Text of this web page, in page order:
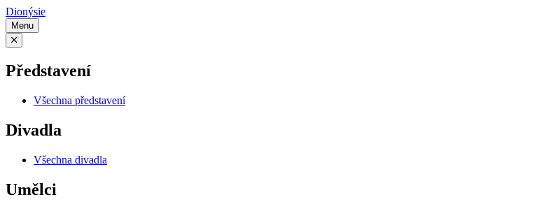
Dionýsie
Menu
Představení
Všechna představení
Divadla
Všechna divadla
Umělci